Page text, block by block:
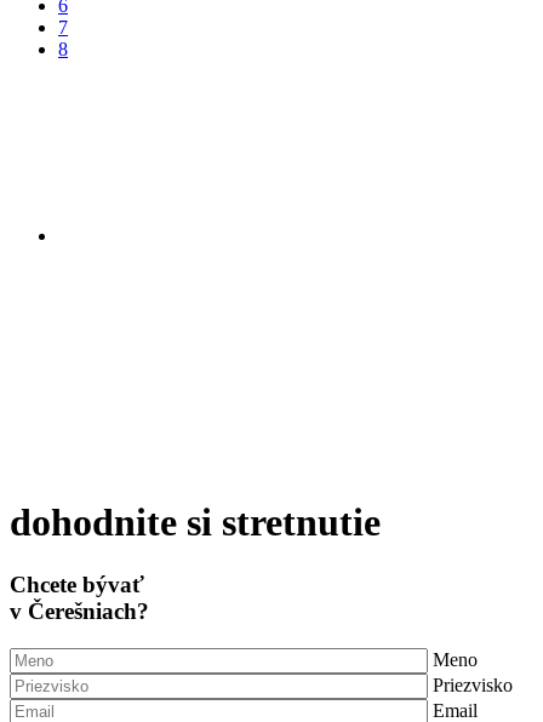
6
7
8
dohodnite si stretnutie
Chcete bývať
v Čerešniach?
Meno
Priezvisko
Email